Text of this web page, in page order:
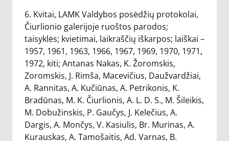
6. Kvitai, LAMK Valdybos posėdžių protokolai,
Čiurlionio galerijoje ruoštos parodos;
taisyklės; kvietimai, laikraščių iškarpos; laiškai –
1957, 1961, 1963, 1966, 1967, 1969, 1970, 1971,
1972, kiti; Antanas Nakas, K. Žoromskis,
Zoromskis, J. Rimša, Macevičius, Daužvardžiai,
A. Rannitas, A. Kučiūnas, A. Petrikonis, K.
Bradūnas, M. K. Čiurlionis, A. L. D. S., M. Šileikis,
M. Dobužinskis, P. Gaučys, J. Kelečius, A.
Dargis, A. Mončys, V. Kasiulis, Br. Murinas, A.
Kurauskas, A. Tamošaitis, Ad. Varnas, B.